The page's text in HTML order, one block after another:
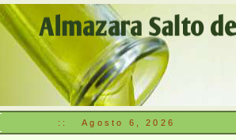
::Agosto 6, 2026